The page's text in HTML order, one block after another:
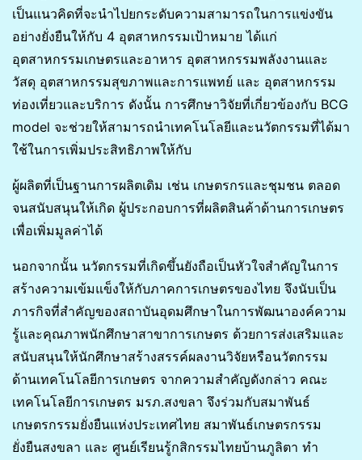
เป็นแนวคิดที่จะนําไปยกระดับความสามารถในการแข่งขัน
อย่างยั่งยืนให้กับ 4 อุตสาหกรรมเป้าหมาย ได้แก่
อุตสาหกรรมเกษตรและอาหาร อุตสาหกรรมพลังงานและ
วัสดุ อุตสาหกรรมสุขภาพและการแพทย์ และ อุตสาหกรรม
ท่องเที่ยวและบริการ ดังนั้น การศึกษาวิจัยที่เกี่ยวข้องกับ BCG
model จะช่วยให้สามารถนําเทคโนโลยีและนวัตกรรมที่ได้มา
ใช้ในการเพิ่มประสิทธิภาพให้กับ
ผู้ผลิตที่เป็นฐานการผลิตเดิม เช่น เกษตรกรและชุมชน ตลอด
จนสนับสนุนให้เกิด ผู้ประกอบการที่ผลิตสินค้าด้านการเกษตร
เพื่อเพิ่มมูลค่าได้
นอกจากนั้น นวัตกรรมที่เกิดขึ้นยังถือเป็นหัวใจสําคัญในการ
สร้างความเข้มแข็งให้กับภาคการเกษตรของไทย จึงนับเป็น
ภารกิจที่สําคัญของสถาบันอุดมศึกษาในการพัฒนาองค์ความ
รู้และคุณภาพนักศึกษาสาขาการเกษตร ด้วยการส่งเสริมและ
สนับสนุนให้นักศึกษาสร้างสรรค์ผลงานวิจัยหรือนวัตกรรม
ด้านเทคโนโลยีการเกษตร จากความสำคัญดังกล่าว คณะ
เทคโนโลยีการเกษตร มรภ.สงขลา จึงร่วมกับสมาพันธ์
เกษตรกรรมยั่งยืนแห่งประเทศไทย สมาพันธ์เกษตรกรรม
ยั่งยืนสงขลา และ ศูนย์เรียนรู้กสิกรรมไทยบ้านภูลิตา ทํา